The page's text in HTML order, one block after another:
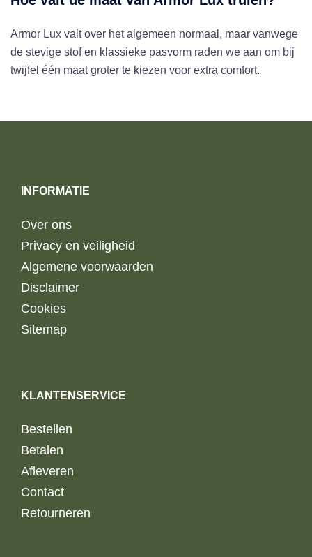
Armor Lux valt over het algemeen normaal, maar vanwege
de stevige stof en klassieke pasvorm raden we aan om bij
twijfel één maat groter te kiezen voor extra comfort.
INFORMATIE
Over ons
Privacy en veiligheid
Algemene voorwaarden
Disclaimer
Cookies
Sitemap
KLANTENSERVICE
Bestellen
Betalen
Afleveren
Contact
Retourneren